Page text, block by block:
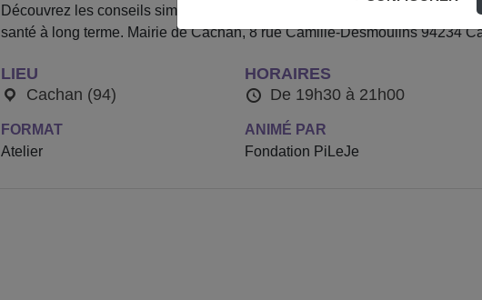
Découvrez les conseils simples et pratiques pour tous, afin de mettre en
santé à long terme. Mairie de Cachan, 8 rue Camille-Desmoulins 94234
LIEU
Cachan (94)
HORAIRES
De 19h30 à 21h00
FORMAT
Atelier
ANIMÉ PAR
Fondation PiLeJe